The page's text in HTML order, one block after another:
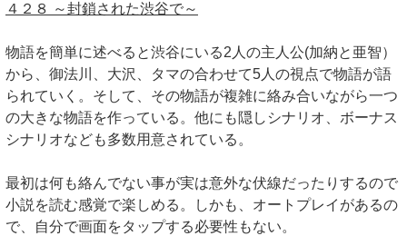
４２８ ～封鎖された渋谷で～
物語を簡単に述べると渋谷にいる2人の主人公(加納と亜智）
から、御法川、大沢、タマの合わせて5人の視点で物語が語
られていく。そして、その物語が複雑に絡み合いながら一つ
の大きな物語を作っている。他にも隠しシナリオ、ボーナス
シナリオなども多数用意されている。
最初は何も絡んでない事が実は意外な伏線だったりするので
小説を読む感覚で楽しめる。しかも、オートプレイがあるの
で、自分で画面をタップする必要性もない。